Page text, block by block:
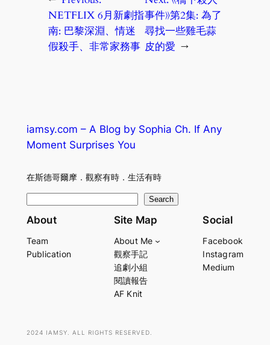
NETFLIX 6月新劇指
南: 巴黎深淵、情迷
假殺手、非常家務事
事件》第2集: 為了
尋找一些雞毛蒜
皮的愛 →
iamsy.com – A Blog by Sophia Ch. If Any
Moment Surprises You
在斯德哥爾摩．觀察有時．生活有時
e
r
Search
About
Team
Publication
Site Map
About Me
觀察手記
追劇小組
閱讀報告
AF Knit
Social
Facebook
Instagram
Medium
2024 IAMSY. ALL RIGHTS RESERVED.